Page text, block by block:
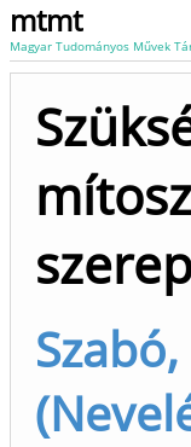
mtmt
Magyar Tudományos Művek